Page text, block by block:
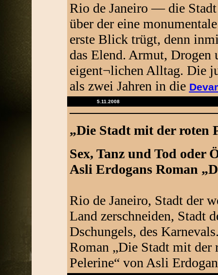
Rio de Janeiro — die Stadt
über der eine
erste Blick trügt, denn
das Elend. Armut,
eigent¬lichen Alltag. Die
als zwei Jahren in die
5.11.2008
„Die Stadt mit der roten
Sex, Tanz und Tod oder
Asli Erdogans Roman
Rio de Janeiro, Stadt der
Land zerschneiden, Stadt
Dschungels, des
Roman „Die Stadt mit der
Pelerine“ von Asli